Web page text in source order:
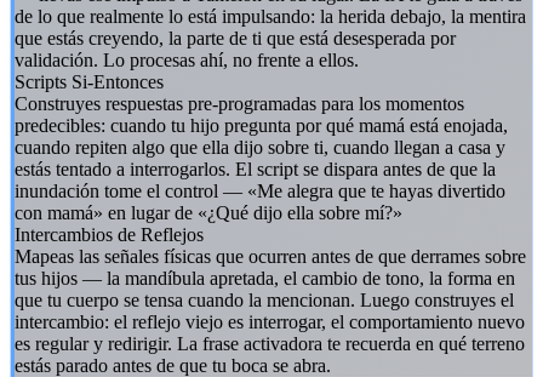
de lo que realmente lo está impulsando: la herida debajo, la mentira
que estás creyendo, la parte de ti que está desesperada por
validación. Lo procesas ahí, no frente a ellos.
Scripts Si-Entonces
Construyes respuestas pre-programadas para los momentos
predecibles: cuando tu hijo pregunta por qué mamá está enojada,
cuando repiten algo que ella dijo sobre ti, cuando llegan a casa y
estás tentado a interrogarlos. El script se dispara antes de que la
inundación tome el control — «Me alegra que te hayas divertido
con mamá» en lugar de «¿Qué dijo ella sobre mí?»
Intercambios de Reflejos
Mapeas las señales físicas que ocurren antes de que derrames sobre
tus hijos — la mandíbula apretada, el cambio de tono, la forma en
que tu cuerpo se tensa cuando la mencionan. Luego construyes el
intercambio: el reflejo viejo es interrogar, el comportamiento nuevo
es regular y redirigir. La frase activadora te recuerda en qué terreno
estás parado antes de que tu boca se abra.